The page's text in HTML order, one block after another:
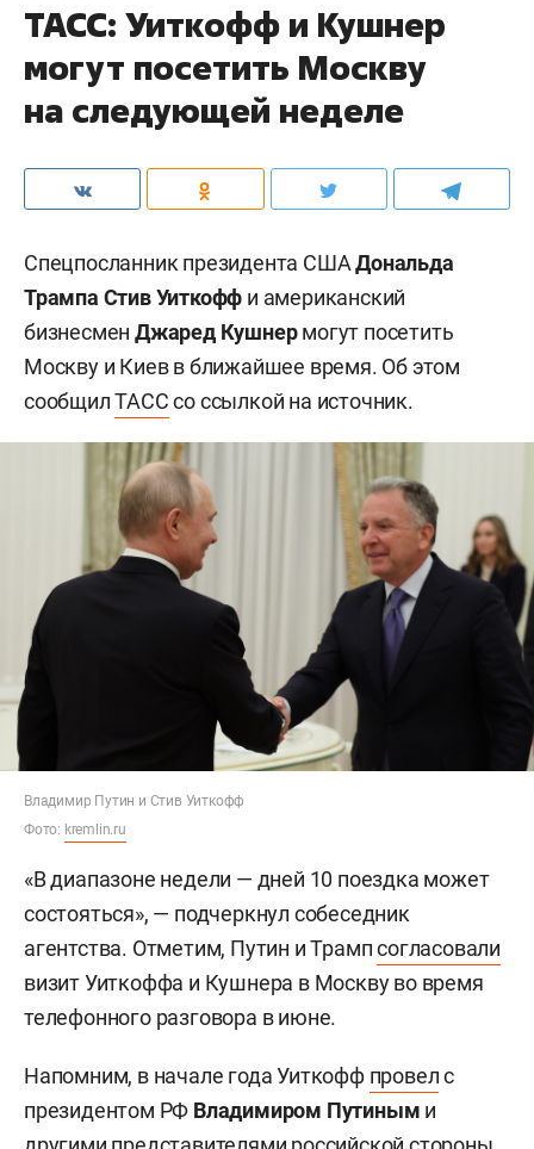
ТАСС: Уиткофф и Кушнер
могут посетить Москву
на следующей неделе
Спецпосланник президента СШАДональда
Трампа Стив Уиткофф и американский
бизнесменДжаред Кушнермогут посетить
Москву и Киев в ближайшее время. Об этом
сообщилТАССсо ссылкой на источник.
Владимир Путин и Стив Уиткофф
Фото: kremlin.ru
«В диапазоне недели — дней 10 поездка может
состояться», — подчеркнул собеседник
агентства. Отметим, Путин и Трампсогласовали
визит Уиткоффа и Кушнера в Москву во время
телефонного разговора в июне.
Напомним, в начале года Уиткофф провелс
президентом РФ Владимиром Путиным и